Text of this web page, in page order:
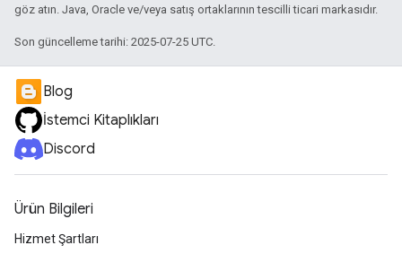
göz atın. Java, Oracle ve/veya satış ortaklarının tescilli ticari markasıdır.
Son güncelleme tarihi: 2025-07-25 UTC.
Blog
İstemci Kitaplıkları
Discord
Ürün Bilgileri
Hizmet Şartları